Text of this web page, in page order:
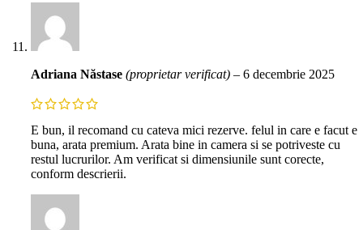
Adriana Năstase (proprietar verificat) – 6 decembrie 2025
E bun, il recomand cu cateva mici rezerve. felul in care e facut e
buna, arata premium. Arata bine in camera si se potriveste cu
restul lucrurilor. Am verificat si dimensiunile sunt corecte,
conform descrierii.